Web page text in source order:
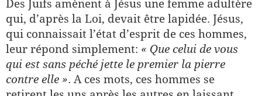
Des Juifs amènent à Jésus une femme adultère
qui, d’après la Loi, devait être lapidée. Jésus,
qui connaissait l’état d’esprit de ces hommes,
leur répond simplement: « Que celui de vous
qui est sans péché jette le premier la pierre
contre elle ». A ces mots, ces hommes se